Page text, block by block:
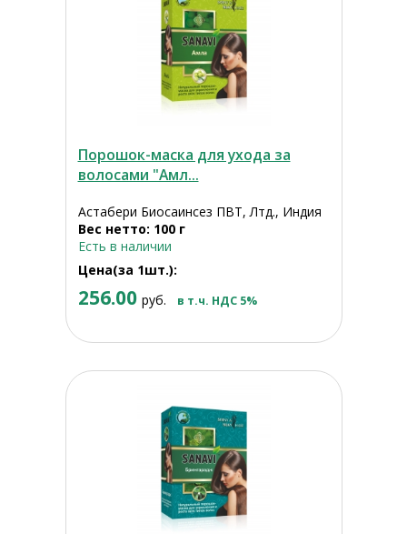
Порошок-маска для ухода за
волосами "Амл...
Астабери Биосаинсез ПВТ, Лтд., Индия
Вес нетто: 100 г
Есть в наличии
Цена(за 1шт.):
256.00 руб. в т.ч. НДС 5%